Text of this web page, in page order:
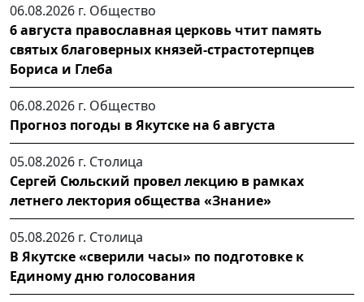
06.08.2026 г. Общество
6 августа православная церковь чтит память
святых благоверных князей-страстотерпцев
Бориса и Глеба
06.08.2026 г. Общество
Прогноз погоды в Якутске на 6 августа
05.08.2026 г. Столица
Сергей Сюльский провел лекцию в рамках
летнего лектория общества «Знание»
05.08.2026 г. Столица
В Якутске «сверили часы» по подготовке к
Единому дню голосования